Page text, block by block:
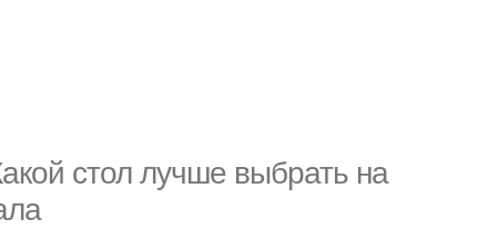
стол лучше выбрать на